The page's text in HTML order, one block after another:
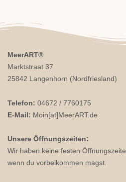
MeerART®
Marktstraat 37
25842 Langenhorn (Nordfriesland)
Telefon: 04672 / 7760175
E-Mail: Moin[at]MeerART.de
Unsere Öffnungszeiten:
Wir haben keine festen
wenn du vorbeikommen magst.